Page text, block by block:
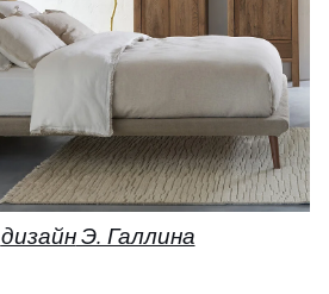
дизайнЭ. Галлина